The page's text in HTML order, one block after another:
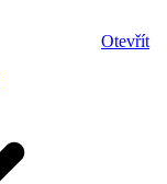
Otevřít